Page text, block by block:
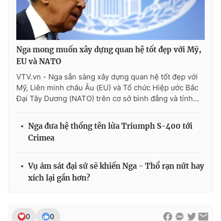
THỜI BÁO VTV
Theo dõi báo trên
Cơ quan chủ quản:Đài Truyền hình Việt Nam
Cơ quan báo chí:
cấp ngày 29/12/2023
Tổng Biên tập: Vũ Thanh Thủy
Tổng đài VTV:
024.38 355 931 - 024.38 355 932
Nga mong muốn xây dựng quan hệ tốt đẹp với Mỹ,
EU và NATO
VTV.vn - Nga sẵn sàng xây dựng quan hệ tốt đẹp với
Mỹ, Liên minh châu Âu (EU) và Tổ chức Hiệp ước Bắc
Đại Tây Dương (NATO) trên cơ sở bình đẳng và tính...
Nga đưa hệ thống tên lửa Triumph S-400 tới
Crimea
Vụ ám sát đại sứ sẽ khiến Nga - Thổ rạn nứt hay
xích lại gần hơn?
0 0